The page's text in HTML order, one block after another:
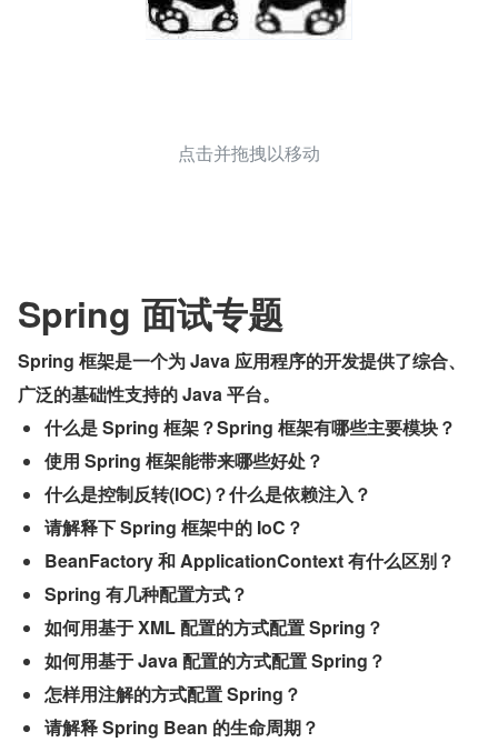
点击并拖拽以移动
Spring 面试专题
Spring 框架是一个为 Java 应用程序的开发提供了综合、
广泛的基础性支持的 Java 平台。
什么是 Spring 框架？Spring 框架有哪些主要模块？
使用 Spring 框架能带来哪些好处？
什么是控制反转(IOC)？什么是依赖注入？
请解释下 Spring 框架中的 IoC？
BeanFactory 和 ApplicationContext 有什么区别？
Spring 有几种配置方式？
如何用基于 XML 配置的方式配置 Spring？
如何用基于 Java 配置的方式配置 Spring？
怎样用注解的方式配置 Spring？
请解释 Spring Bean 的生命周期？